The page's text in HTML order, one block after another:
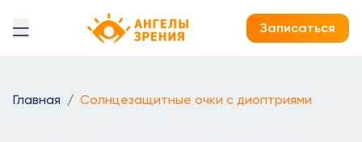
Детская офтальмология Ангелы зрения!
Записаться
Главная / Солнцезащитные очки с диоптриями